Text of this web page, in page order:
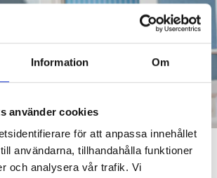
Information Om
använder cookies
för att anpassa innehållet
användarna, tillhandahålla funktioner
och analysera vår trafik. Vi
åtgärder mot för